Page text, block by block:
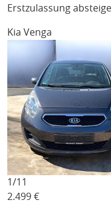
Erstzulassung
Kia Venga
1/11
2.499 €